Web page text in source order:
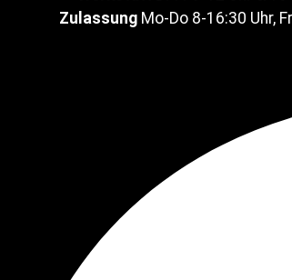
ZulassungMo-Do 8-16:30 Uhr,